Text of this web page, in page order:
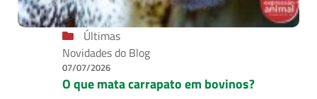
Últimas
Novidades do Blog
07/07/2026
O que mata carrapato em bovinos?